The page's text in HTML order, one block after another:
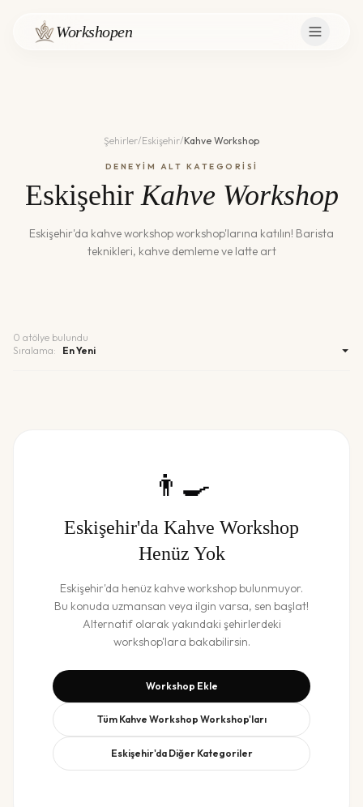
Workshopen
Şehirler/Eskişehir/Kahve Workshop
DENEYİM ALT KATEGORİSİ
Eskişehir Kahve Workshop
Eskişehir'da kahve workshopworkshop'larına katılın! Barista
teknikleri, kahve demleme ve latte art
0 atölye bulundu
Sıralama:
👨‍🍳
Eskişehir'da Kahve Workshop
Henüz Yok
Eskişehir'da henüz kahve workshopbulunmuyor.
Bu konuda uzmansan veya ilgin varsa, sen başlat!
Alternatif olarak yakındaki şehirlerdeki
workshop'lara bakabilirsin.
Workshop Ekle
Tüm Kahve Workshop Workshop'ları
Eskişehir'da Diğer Kategoriler